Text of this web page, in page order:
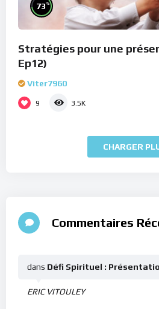
73%
Stratégies pour une
Ep12)
Viter7960
9 3.5K
CHARGER
Commentaires
ERIC VITOULEY
dans Défi Spirituel :